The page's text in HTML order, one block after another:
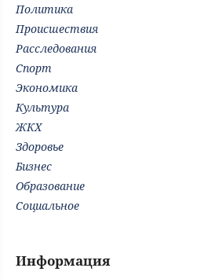
Политика
Происшествия
Расследования
Спорт
Экономика
Культура
ЖКХ
Здоровье
Бизнес
Образование
Социальное
Информация